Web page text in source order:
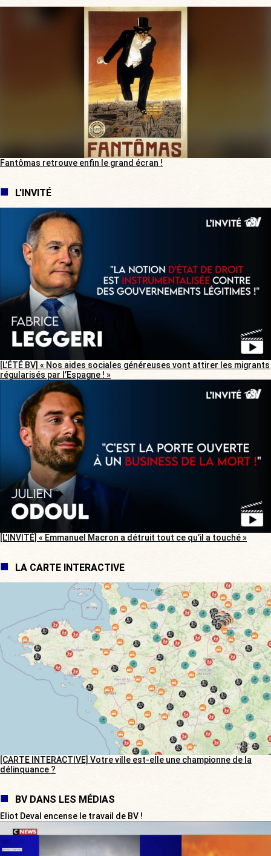
Fantômas retrouve enfin le grand écran !
L'INVITÉ
[L’ÉTÉ BV] « Nos aides sociales généreuses vont attirer les migrants
régularisés par l’Espagne ! »
[L’INVITÉ] « Emmanuel Macron a détruit tout ce qu’il a touché »
LA CARTE INTERACTIVE
[CARTE INTERACTIVE] Votre ville est-elle une championne de la
délinquance ?
BV DANS LES MÉDIAS
Eliot Deval encense le travail de BV !